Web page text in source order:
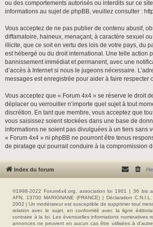
ou des comportements autorisés ou interdits sur ce
informations au sujet de phpBB, veuillez consulter :
Vous acceptez de ne pas publier de contenu abusif,
diffamatoire, haineux, menaçant, à caractère sexuel
illicite, que ce soit en vertu des lois de votre pays, du
est hébergé ou du droit international. Une telle action
bannissement immédiat et permanent, avec une
d’accès à Internet si nous le jugeons nécessaire.
messages est enregistrée pour aider à faire respecter
Vous acceptez que « Forum 4x4 » se réserve le droit
déplacer ou verrouiller n’importe quel sujet à tout
discrétion. En tant que membre, vous acceptez que
vous saisissez soient stockées dans une base de
informations ne soient pas divulguées à un tiers sans
« Forum 4x4 » ni phpBB ne pourront être tenus
de piratage qui pourrait conduire à la compromission
Index du forum
©1998-2022 Forum4x4.org, association loi 1901 | 36 bis
AFN, 13700 MARIGNANE (FRANCE) | Déclaration
2002 | Un modérateur est susceptible de supprimer tout
relation avec le sujet, en conformité avec la ligne
contraire à la loi. Les éventuelles informations nominatives
annonces ne peuvent en aucun cas être utilisées à